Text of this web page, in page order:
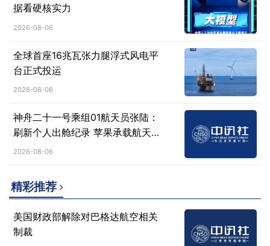
据看硬核实力
2026-08-06
全球首座16兆瓦张力腿浮式风电平
台正式投运
2026-08-06
神舟二十一号乘组01航天员张陆：
刷新个人出舱纪录 苹果承载航天
人心愿
2026-08-06
精彩推荐
美国财政部解除对巴格达航空相关
制裁